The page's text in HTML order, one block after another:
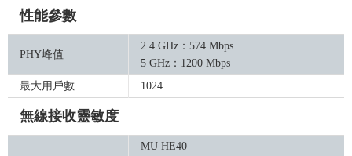
性能參數
PHY峰值
2.4 GHz：574 Mbps
5 GHz：1200 Mbps
最大用戶數
1024
無線接收靈敏度
MU HE40